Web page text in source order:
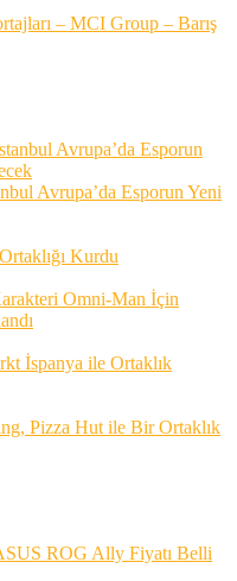
– MCI Group – Barış
Avrupa’da Esporun Yeni
Kurdu
Omni-Man İçin
İspanya ile Ortaklık
Pizza Hut ile Bir Ortaklık